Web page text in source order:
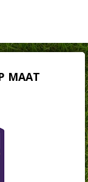
MAAT